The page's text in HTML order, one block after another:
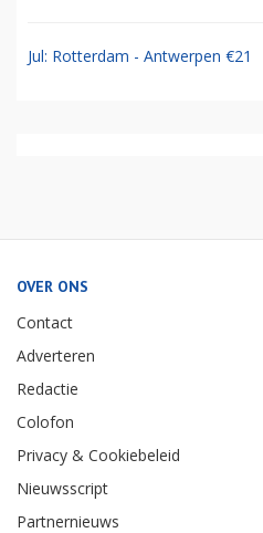
Jul: Rotterdam - Antwerpen €21
OVER ONS
Contact
Adverteren
Redactie
Colofon
Privacy & Cookiebeleid
Nieuwsscript
Partnernieuws